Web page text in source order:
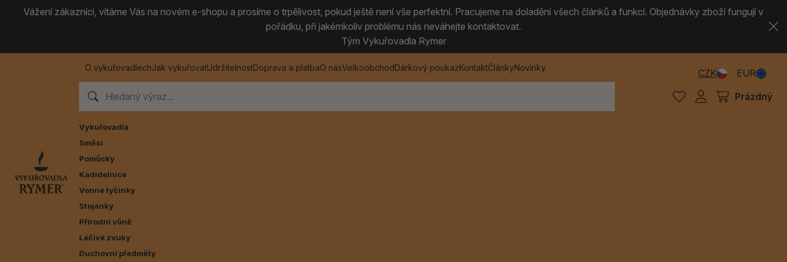
Vážení zákazníci, vítáme Vás na novém e-shopu a prosíme o trpělivost, pokud ještě není vše perfektní. Pracujeme na doladění všech článků a funkcí. Objednávky zboží fungují v
pořádku, při jakémkoliv problému nás neváhejte kontaktovat.
Tým Vykuřovadla Rymer
O vykuřovadlechJak vykuřovatUdržitelnostDoprava a platbaO násVelkoobchodDárkový poukazKontaktČlánkyNovinky CZK
EUR
Prázdný
Vykuřovadla
Směsi
Pomůcky
Kadidelnice
Vonné tyčinky
Stojánky
Přírodní vůně
Léčivé zvuky
Duchovní předměty